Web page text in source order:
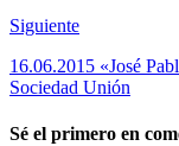
Siguiente
16.06.2015 «José
Sociedad Unión
Sé el primero en